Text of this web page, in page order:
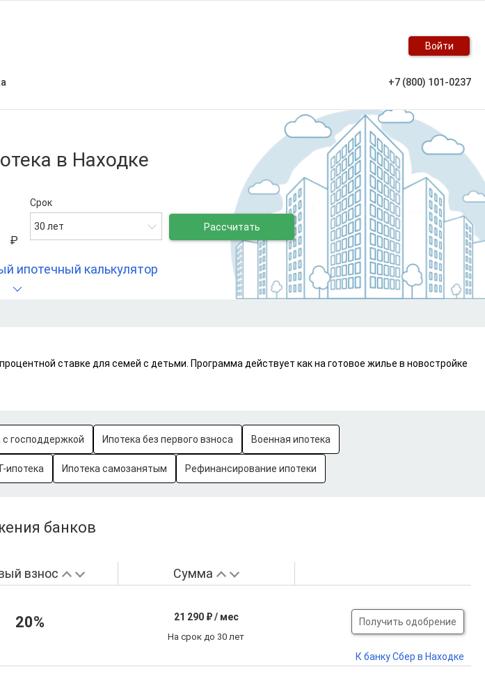
Войти
+7 (800) 101-0237
в Находке
Срок
30 лет Рассчитать
ипотечный калькулятор
ставке для семей с детьми. Программа действует как на готовое жилье в новостройке
с господдержкой Ипотека без первого взноса Военная ипотека
ипотека Ипотека самозанятым Рефинансирование ипотеки
банков
взнос Сумма
20% 21 290 ₽ / мес
На срок до 30 лет
Получить одобрение
К банку Сбер в Находке